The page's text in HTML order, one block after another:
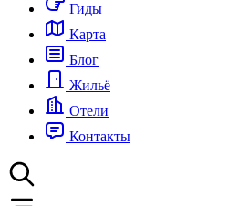
Гиды
Карта
Блог
Жильё
Отели
Контакты